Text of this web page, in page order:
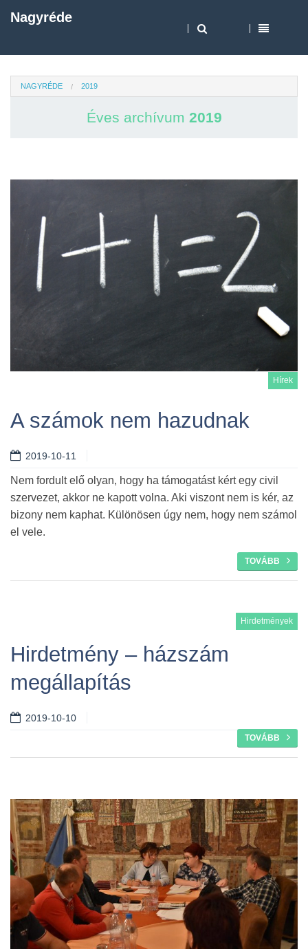
Nagyréde
NAGYRÉDE 2019
Éves archívum 2019
Hírek
A számok nem hazudnak
2019-10-11
Nem fordult elő olyan, hogy ha támogatást kért egy civil
szervezet, akkor ne kapott volna. Aki viszont nem is kér, az
bizony nem kaphat. Különösen úgy nem, hogy nem számol
el vele.
TOVÁBB
Hirdetmények
Hirdetmény – házszám
megállapítás
2019-10-10
TOVÁBB